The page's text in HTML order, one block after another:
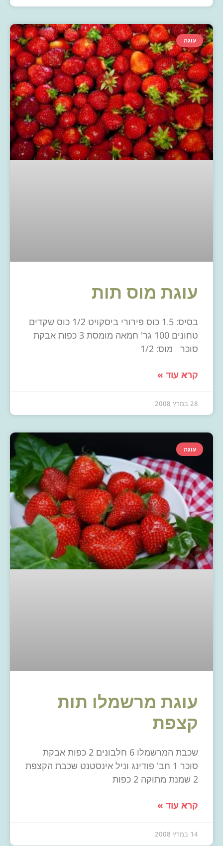
עוגה
עוגת מוס תות
בסיס: 1.5 כוס פירורי ביסקויט 1/2 כוס שקדים
טחונים 100 גר' חמאה מומסת 3 כפות אבקת
סוכר מוס: 1/2
קרא עוד »
28 במרץ 2008
עוגה
עוגת מרשמלו תות
קצפת
שכבת המרשמלו 6 חלבונים 2 כפות אבקת
סוכר 1 חב' פודינג וניל אינסטנט שכבת הקצפת
2 שמנת מתוקה 2 כפות
קרא עוד »
14 במרץ 2008